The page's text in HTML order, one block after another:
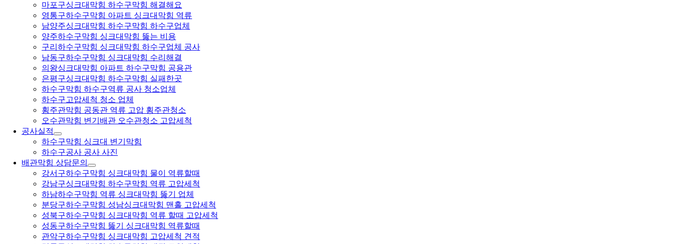
마포구싱크대막힘 하수구막힘 해결해요
영통구하수구막힘 아파트 싱크대막힘 역류
남양주싱크대막힘 하수구막힘 하수구업체
양주하수구막힘 싱크대막힘 뚫는 비용
구리하수구막힘 싱크대막힘 하수구업체 공사
남동구하수구막힘 싱크대막힘 수리해결
의왕싱크대막힘 아파트 하수구막힘 공용관
은평구싱크대막힘 하수구막힘 실패한곳
하수구막힘 하수구역류 공사 청소업체
하수구고압세척 청소 업체
횡주관막힘 공동관 역류 고압 횡주관청소
오수관막힘 변기배관 오수관청소 고압세척
공사실적
하수구막힘 싱크대 변기막힘
하수구공사 공사 사진
배관막힘 상담문의
강서구하수구막힘 싱크대막힘 물이 역류할때
강남구싱크대막힘 하수구막힘 역류 고압세척
하남하수구막힘 역류 싱크대막힘 뚫기 업체
분당구하수구막힘 성남싱크대막힘 맨홀 고압세척
성북구하수구막힘 싱크대막힘 역류 할때 고압세척
성동구하수구막힘 뚫기 싱크대막힘 역류할때
관악구하수구막힘 싱크대막힘 고압세척 견적